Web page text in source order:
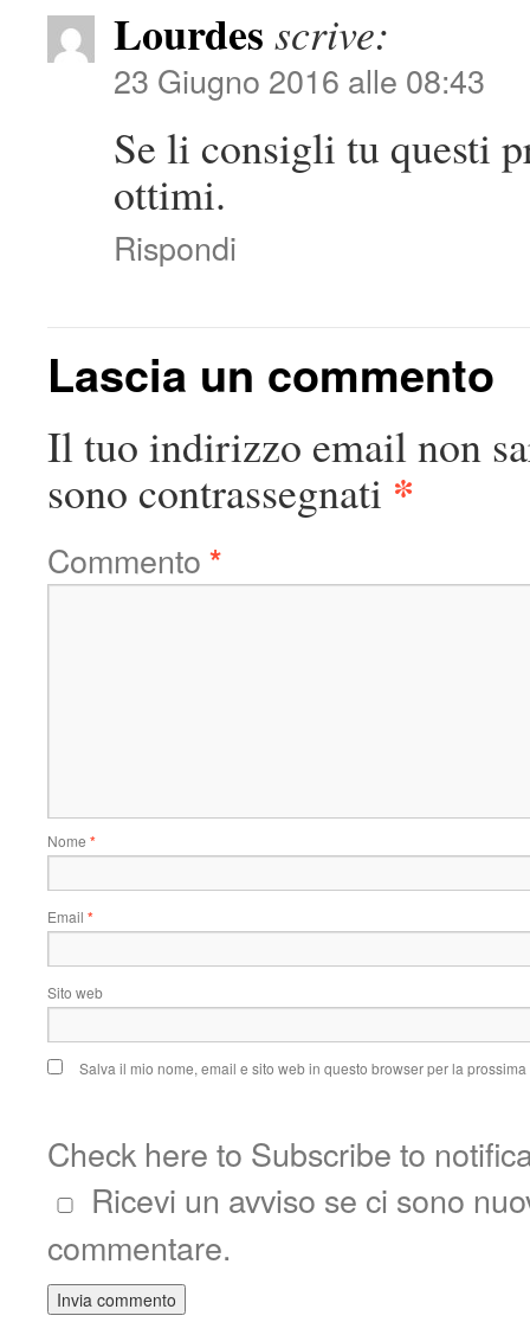
Lourdes scrive:
23 Giugno 2016 alle 08:43
Se li consigli tu questi
ottimi.
Rispondi
Lascia un commento
Il tuo indirizzo email non
sono contrassegnati *
Commento *
Nome *
Email *
Sito web
Salva il mio nome, email e sito web in questo browser per la
Check here to Subscribe to
Ricevi un avviso se ci sono
commentare.